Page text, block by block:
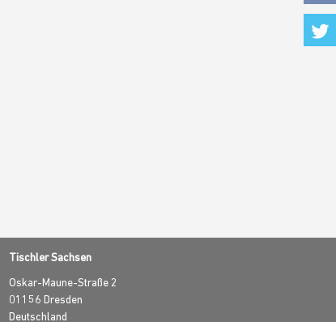
Tischler Sachsen
Oskar-Maune-Straße 2
01156 Dresden
Deutschland